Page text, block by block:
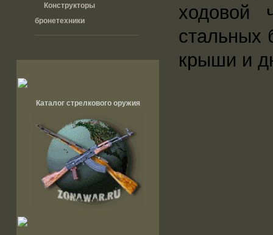
Конструкторы
бронетехники
Каталог стрелкового оружия
ходовой
стальных
крыши и